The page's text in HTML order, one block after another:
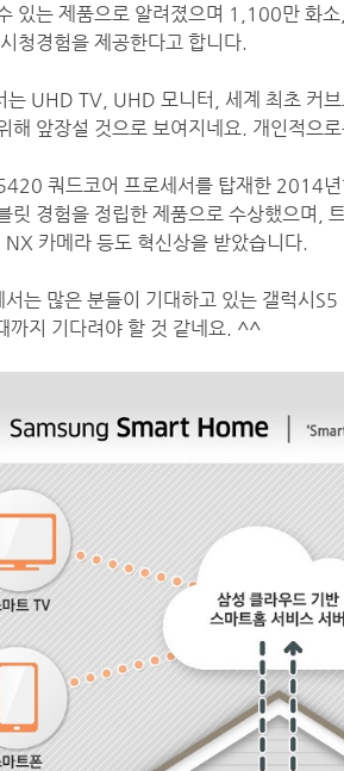
있는 제품으로 알려졌으며 1,100만 화
청경험을 제공한다고 합니다.
는 UHD TV, UHD 모니터, 세계 최초 커
해 앞장설 것으로 보여지네요. 개인적으
쿼드코어 프로세서를 탑재한 2014
릿 경험을 정립한 제품으로 수상했으며,
카메라 등도 혁신상을 받았습니다.
는 많은 분들이 기대하고 있는 갤럭시
지 기다려야 할 것 같네요. ^^